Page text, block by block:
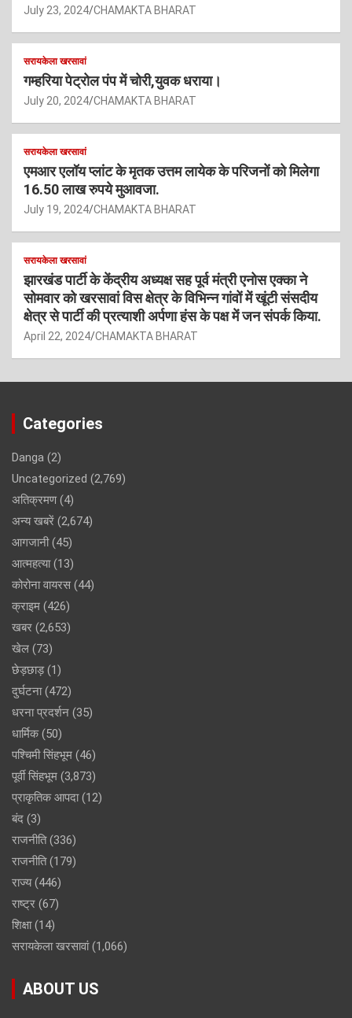
July 23, 2024 CHAMAKTA BHARAT
सरायकेला खरसावां
गम्हरिया पेट्रोल पंप में चोरी,युवक धराया।
July 20, 2024 CHAMAKTA BHARAT
सरायकेला खरसावां
एमआर एलॉय प्लांट के मृतक उत्तम लायेक के परिजनों को मिलेगा
16.50 लाख रुपये मुआवजा.
July 19, 2024 CHAMAKTA BHARAT
सरायकेला खरसावां
झारखंड पार्टी के केंद्रीय अध्यक्ष सह पूर्व मंत्री एनोस एक्का ने
सोमवार को खरसावां विस क्षेत्र के विभिन्न गांवों में खूंटी संसदीय
क्षेत्र से पार्टी की प्रत्याशी अर्पणा हंस के पक्ष में जन संपर्क किया.
April 22, 2024 CHAMAKTA BHARAT
Categories
Danga (2)
Uncategorized (2,769)
अतिक्रमण(4)
अन्य खबरें (2,674)
आगजानी(45)
आत्महत्या(13)
कोरोना वायरस (44)
क्राइम (426)
खबर (2,653)
खेल (73)
छेड़छाड़(1)
दुर्घटना(472)
धरना प्रदर्शन (35)
धार्मिक(50)
पश्चिमी सिंहभूम (46)
पूर्वी सिंहभूम (3,873)
प्राकृतिक आपदा(12)
बंद (3)
राजनीति(336)
राजनीति(179)
राज्य(446)
राष्ट्र (67)
शिक्षा(14)
सरायकेला खरसावां(1,066)
ABOUT US